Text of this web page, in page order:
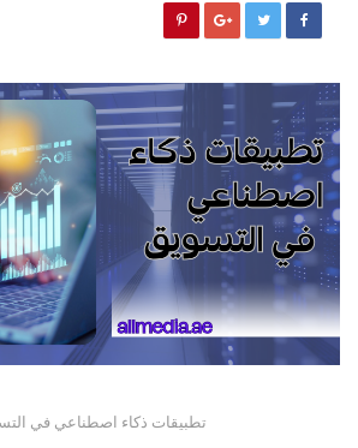
تطبيقات ذكاء اصطناعي في